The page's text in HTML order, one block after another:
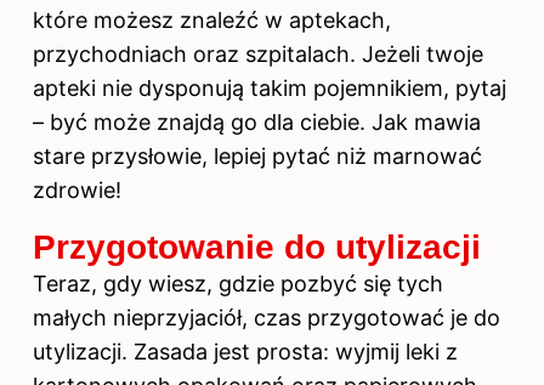
które możesz znaleźć w aptekach,
przychodniach oraz szpitalach. Jeżeli twoje
apteki nie dysponują takim pojemnikiem, pytaj
– być może znajdą go dla ciebie. Jak mawia
stare przysłowie, lepiej pytać niż marnować
zdrowie!
Przygotowanie do utylizacji
Teraz, gdy wiesz, gdzie pozbyć się tych
małych nieprzyjaciół, czas przygotować je do
utylizacji. Zasada jest prosta: wyjmij leki z